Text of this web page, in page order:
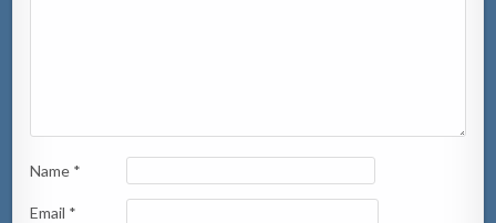
Name *
Email *